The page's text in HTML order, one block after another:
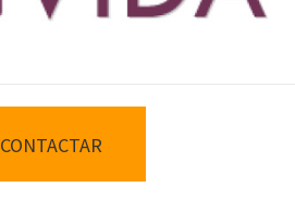
CONTACTAR